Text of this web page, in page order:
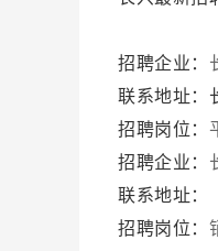
招聘企业：
联系地址：
招聘岗位：
招聘企业：
联系地址：
招聘岗位：